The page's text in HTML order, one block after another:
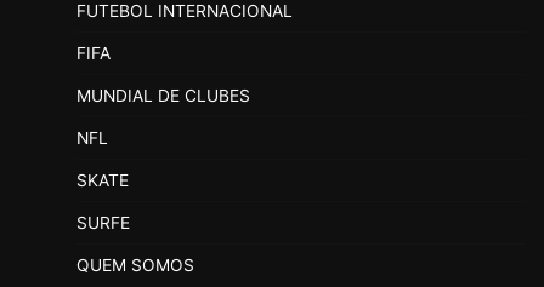
FUTEBOL INTERNACIONAL
FIFA
MUNDIAL DE CLUBES
NFL
SKATE
SURFE
QUEM SOMOS